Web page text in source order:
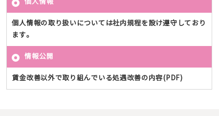
個人情報
個人情報の取り扱いについては社内規程を設け遵守しており
ます。
情報公開
賃金改善以外で取り組んでいる処遇改善の内容(PDF)